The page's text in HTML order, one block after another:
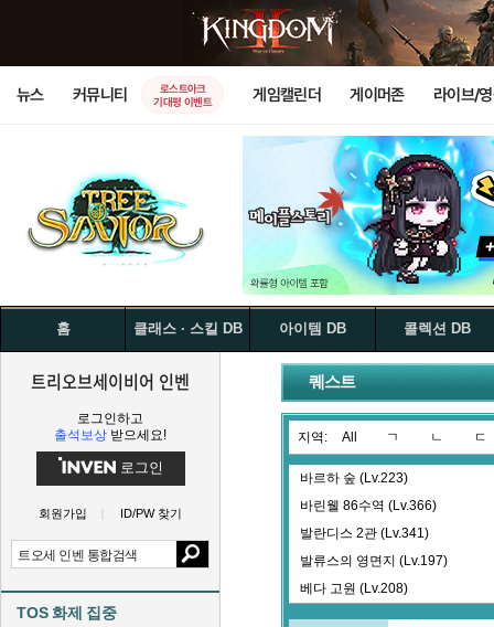
뉴스 커뮤니티
로스트아크
기대평 이벤트
게임캘린더 게이머존 라이브/
홈 클래스 · 스킬 DB 아이템 DB 콜렉션 DB
트리오브세이비어 인벤
로그인하고
출석보상 받으세요!
로그인
회원가입 ID/PW 찾기
TOS 화제 집중
퀘스트
지역: All ㄱ ㄴ ㄷ
바르하 숲 (Lv.223)
바린웰 86수역 (Lv.366)
발란디스 2관 (Lv.341)
발류스의 영면지 (Lv.197)
베다 고원 (Lv.208)
베르크티 광장 (Lv.184)